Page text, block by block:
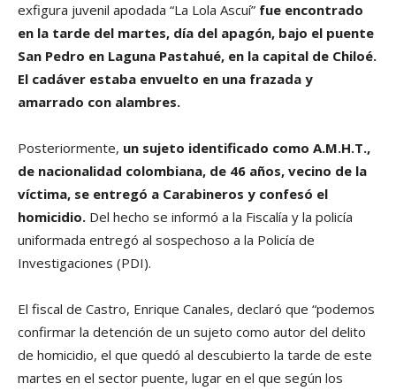
exfigura juvenil apodada “La Lola Ascuí” fue encontrado
en la tarde del martes, día del apagón, bajo el puente
San Pedro en Laguna Pastahué, en la capital de Chiloé.
El cadáver estaba envuelto en una frazada y
amarrado con alambres.
Posteriormente, un sujeto identificado como A.M.H.T.,
de nacionalidad colombiana, de 46 años, vecino de la
víctima, se entregó a Carabineros y confesó el
homicidio. Del hecho se informó a la Fiscalía y la policía
uniformada entregó al sospechoso a la Policía de
Investigaciones (PDI).
El fiscal de Castro, Enrique Canales, declaró que “podemos
confirmar la detención de un sujeto como autor del delito
de homicidio, el que quedó al descubierto la tarde de este
martes en el sector puente, lugar en el que según los